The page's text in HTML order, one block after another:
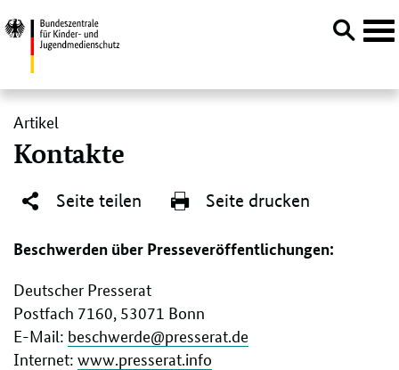
Direktlink:
Kontakte
Artikel
Seite teilen Seite drucken
Beschwerden über Presseveröffentlichungen:
Deutscher Presserat
Postfach 7160, 53071 Bonn
E-Mail: beschwerde@presserat.de
Internet: www.presserat.info